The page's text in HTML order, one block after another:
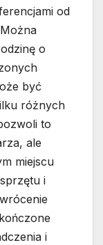
od
o
być
różnych
to
ale
miejscu
i
i